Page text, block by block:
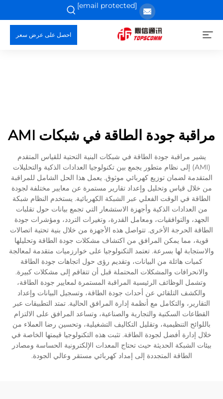
[email protected]
احصل على عرض سعر
مراقبة جودة الطاقة في شبكات AMI
يشير مراقبة جودة الطاقة في شبكات البنية التحتية للقياس المتقدم
(AMI) إلى نظام متطور يجمع بين تكنولوجيا العدادات الذكية والتحليلات
المتقدمة لضمان توزيع كهربائي موثوق. يعمل هذا الحل الشامل للمراقبة
من خلال قياس وتحليل وإعداد تقارير مستمرة عن معايير مختلفة لجودة
الطاقة في الوقت الفعلي عبر الشبكة الكهربائية. يستخدم النظام شبكة
من العدادات الذكية وأجهزة الاستشعار التي تجمع بيانات حول تقلبات
الجهد، والتوافقيات، ومعامل القدرة، وتغيرات التردد، ومؤشرات جودة
الطاقة الحرجة الأخرى. تتواصل هذه الأجهزة من خلال بنية تحتية اتصالات
قوية، مما يمكن المرافق من اكتشاف مشكلات جودة الطاقة وتحليلها
والاستجابة لها بسرعة. تعتمد التكنولوجيا على خوارزميات متقدمة لمعالجة
كميات هائلة من البيانات، وتقديم رؤى حول اتجاهات جودة الطاقة
والانحرافات والمشكلات المحتملة قبل أن تتفاقم إلى مشكلات كبيرة.
وتشمل الوظائف الرئيسية المراقبة المستمرة لمعايير جودة الطاقة،
والكشف التلقائي عن أحداث جودة الطاقة، وتسجيل البيانات وإعداد
التقارير، والتكامل مع أنظمة إدارة المرافق الحالية. تمتد التطبيقات عبر
القطاعات السكنية والتجارية والصناعية، وتساعد المرافق على الالتزام
باللوائح التنظيمية، وتقليل التكاليف التشغيلية، وتحسين رضا العملاء من
خلال إدارة أفضل لجودة الطاقة. تثبت هذه التكنولوجيا قيمتها الخاصة في
بيئات الشبكة الحديثة حيث تحتاج المعدات الإلكترونية الحساسة ومصادر
الطاقة المتجددة إلى إمداد كهربائي مستقر وعالي الجودة.